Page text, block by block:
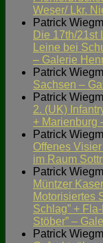
Weser/ Lkr.
Patrick
Die 17th/21st
Leine bei
– Galerie
Patrick
Sachsen –
Patrick
2. (UK)
+ Marienburg
Patrick
Offenes
im Raum
Patrick
Müntzer
Motorisiertes
Schlag” +
Stöber” –
Patrick